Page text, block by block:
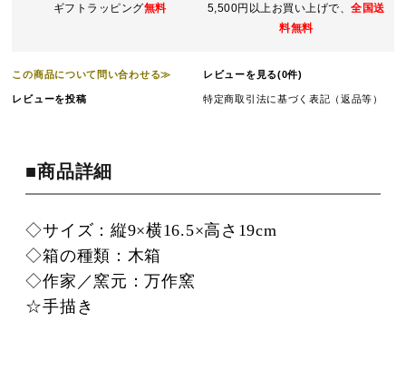
ギフトラッピング無料 5,500円以上お買い上げで、全国送
料無料
この商品について問い合わせる≫ レビューを見る(0件)
レビューを投稿 特定商取引法に基づく表記（返品等）
■商品詳細
◇サイズ：縦9×横16.5×高さ19cm
◇箱の種類：木箱
◇作家／窯元：万作窯
☆手描き